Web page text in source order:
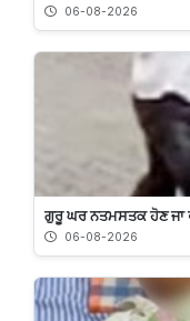
06-08-2026
ਗੁਰੂ ਘਰ ਨਤਮਸਤਕ ਹੋਣ ਜਾ
06-08-2026